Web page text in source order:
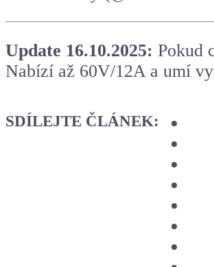
Update 16.10.2025: Pokud
Nabízí až 60V/12A a umí
SDÍLEJTE ČLÁNEK: